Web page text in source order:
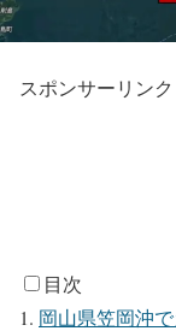
スポンサーリンク
目次
岡山県笠岡沖